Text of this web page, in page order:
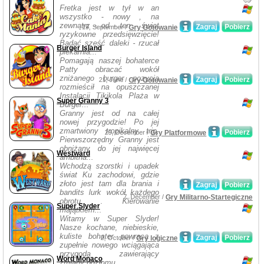
Fretka jest w tył w an
wszystko - nowy , na
zewnątrz - od - ten - świat
ryzykowne przedsięwzięcie!
Badać sześć daleki - rzucał
piekarnia...
Pobierz
Zagraj
19, September /Gry Gotowanie
Burger Island
Pomagają naszej bohaterce
Patty obracać wokół
zniżanego burger pozycja
rozmieścił na opuszczanej
Instalacji Tikikola Plaża w
Burger...
Pobierz
Zagraj
21, June / Gry Gotowanie
Super Granny 3
Granny jest od na całej
nowej przygodzie! Po jej
zmartwiony tropikalny trip,
Pierwszorzędny Granny jest
obniżany do jej najwięcej
ambitna...
Pobierz
29, December /Gry Platformowe
Westward
Wchodzą szorstki i upadek
świat Ku zachodowi, gdzie
złoto jest tam dla brania i
bandits lurk wokół każdego
obrotu . Kierowanie
majątkiem...
Pobierz
Zagraj
7, December / Gry Militarno-Startegiczne
Super Slyder
Witamy w Super Slyder!
Nasze kochane, niebieskie,
kuliste bohater powraca z
zupełnie nowego wciągająca
przygoda zawierający
Pobierz
Zagraj
2, October /Gry logiczne
Word Monaco